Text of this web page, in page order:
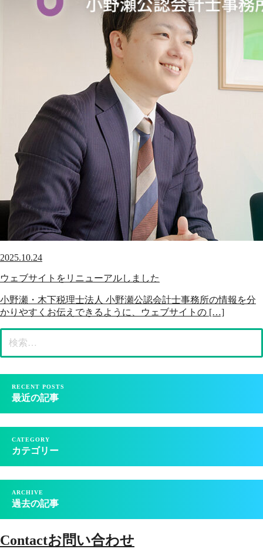
2025.10.24
ウェブサイトをリニューアルしました
小野瀬・木下税理士法人 小野瀬公認会計士事務所の情報を分
かりやすくお伝えできるように、ウェブサイトの […]
最近の記事
カテゴリー
過去の記事
Contactお問い合わせ